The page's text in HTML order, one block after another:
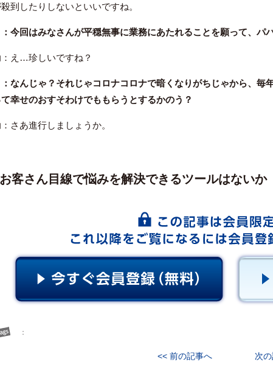
到したりしないといいですね。
：今回はみなさんが平穏無事に業務にあたれることを願って、パ
：え…珍しいですね？
：なんじゃ？それじゃコロナコロナで暗くなりがちじゃから、毎
て幸せのおすそわけでももらうとするかのう？
さあ進行しましょうか。
客さん目線で悩みを解決できるツールはないか
：
<< 前の記事へ 次の